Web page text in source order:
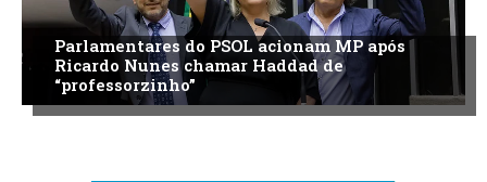
Parlamentares do PSOL acionam MP após
Ricardo Nunes chamar Haddad de
“professorzinho”